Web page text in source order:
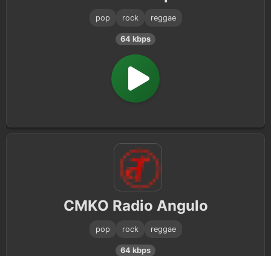
pop rock reggae
64 kbps
CMKO Radio Angulo
pop rock reggae
64 kbps